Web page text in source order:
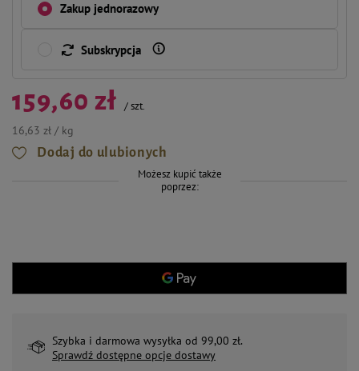
Zakup jednorazowy
Subskrypcja
159,60 zł /szt.
16,63 zł / kg
Dodaj do ulubionych
Możesz kupić także
poprzez:
Szybka i darmowa wysyłka od 99,00 zł.
Sprawdź dostępne opcje dostawy